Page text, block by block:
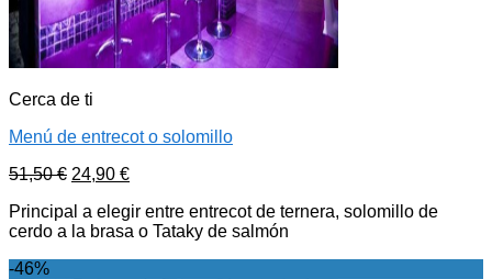
Cerca de ti
Menú de entrecot o solomillo
51,50€ 24,90 €
Principal a elegir entre entrecot de ternera, solomillo de
cerdo a la brasa o Tataky de salmón
-46%